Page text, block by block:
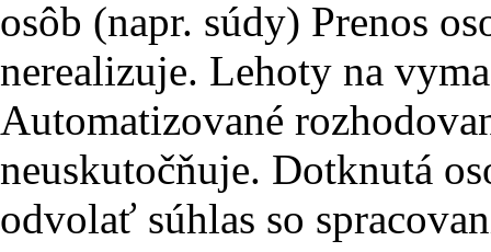
osôb (napr. súdy) Prenos
nerealizuje. Lehoty na
Automatizované
neuskutočňuje. Dotknutá
odvolať súhlas so